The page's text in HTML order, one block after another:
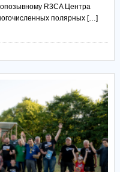
R3CA Центра
полярных […]